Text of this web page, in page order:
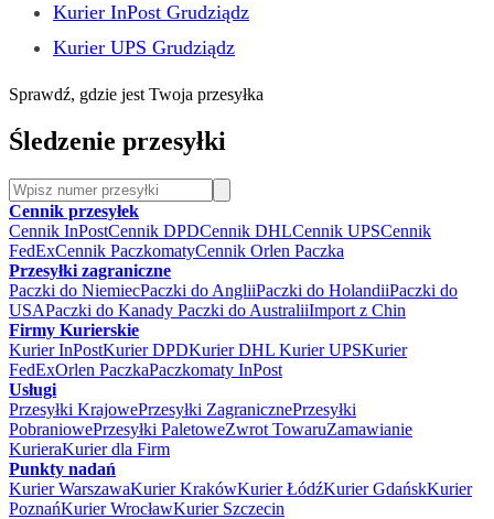
Kurier InPost Grudziądz
Kurier UPS Grudziądz
Sprawdź, gdzie jest Twoja przesyłka
Śledzenie przesyłki
Cennik przesyłek
Cennik InPostCennik DPDCennik DHLCennik UPSCennik
FedExCennik PaczkomatyCennik Orlen Paczka
Przesyłki zagraniczne
Paczki do NiemiecPaczki do AngliiPaczki do HolandiiPaczki do
USAPaczki do Kanady Paczki do AustraliiImport z Chin
Firmy Kurierskie
Kurier InPostKurier DPDKurier DHL Kurier UPSKurier
FedExOrlen PaczkaPaczkomaty InPost
Usługi
Przesyłki KrajowePrzesyłki ZagranicznePrzesyłki
PobraniowePrzesyłki PaletoweZwrot TowaruZamawianie
KurieraKurier dla Firm
Punkty nadań
Kurier WarszawaKurier KrakówKurier ŁódźKurier GdańskKurier
PoznańKurier WrocławKurier Szczecin